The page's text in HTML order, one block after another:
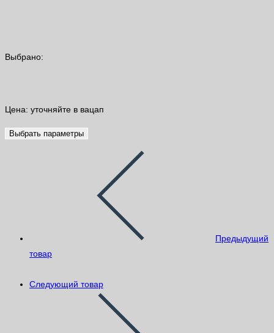
Выбрано:
Цена: уточняйте в вацап
Выбрать параметры
Предыдущий
товар
Следующий товар